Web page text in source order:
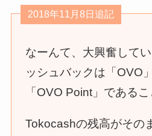
2018年11月8日追記
なーんて、大興奮して
ッシュバックは「OVO
「OVO Point」である
Tokocashの残高がその